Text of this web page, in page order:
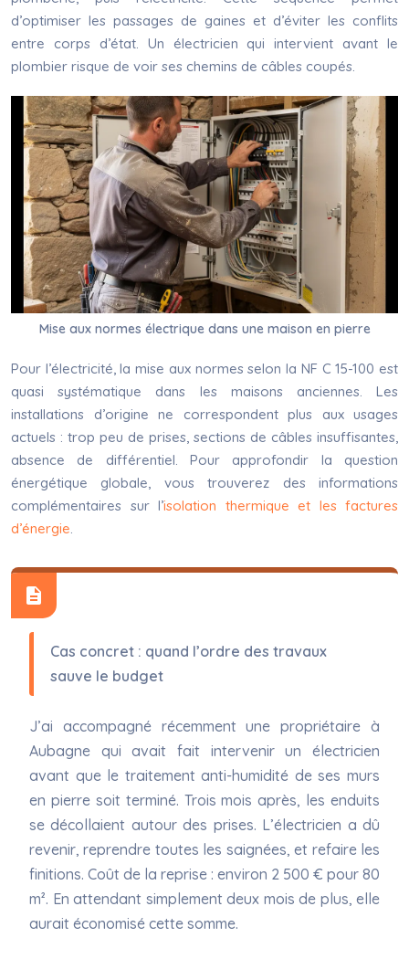
d’optimiser les passages de gaines et d’éviter les conflits
entre corps d’état. Un électricien qui intervient avant le
plombier risque de voir ses chemins de câbles coupés.
Mise aux normes électrique dans une maison en pierre
Pour l’électricité, la mise aux normes selon la NF C 15-100 est
quasi systématique dans les maisons anciennes. Les
installations d’origine ne correspondent plus aux usages
actuels : trop peu de prises, sections de câbles insuffisantes,
absence de différentiel. Pour approfondir la question
énergétique globale, vous trouverez des informations
complémentaires sur l’isolation thermique et les factures
d’énergie.
Cas concret : quand l’ordre des travaux
sauve le budget
J’ai accompagné récemment une propriétaire à
Aubagne qui avait fait intervenir un électricien
avant que le traitement anti-humidité de ses murs
en pierre soit terminé. Trois mois après, les enduits
se décollaient autour des prises. L’électricien a dû
revenir, reprendre toutes les saignées, et refaire les
finitions. Coût de la reprise : environ 2 500 € pour 80
m². En attendant simplement deux mois de plus, elle
aurait économisé cette somme.